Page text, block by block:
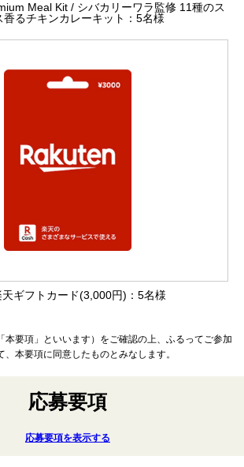
Meal Kit / シバカリーワラ監修 11種のス
香るチキンカレーキット：5名様
ギフトカード(3,000円)：5名様
本要項」といいます）をご確認の上、ふるってご参加
本要項に同意したものとみなします。
応募要項
応募要項を表示する